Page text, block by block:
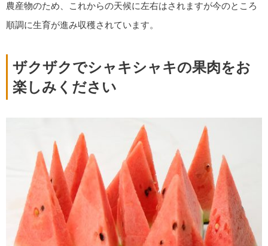
農産物のため、これからの天候に左右はされますが今のところ
順調に生育が進み収穫されています。
ザクザクでシャキシャキの果肉をお
楽しみください